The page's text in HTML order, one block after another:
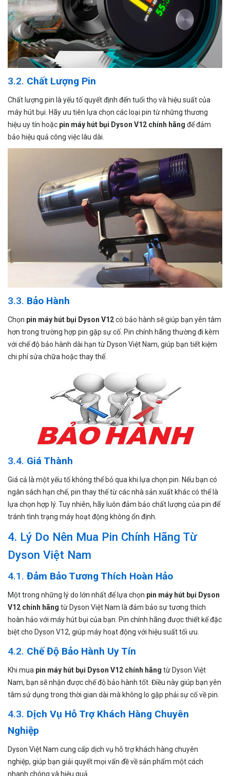
3.2. Chất Lượng Pin
Chất lượng pin là yếu tố quyết định đến tuổi thọ và hiệu suất của
máy hút bụi. Hãy ưu tiên lựa chọn các loại pin từ những thương
hiệu uy tín hoặc pin máy hút bụi Dyson V12 chính hãng để đảm
bảo hiệu quả công việc lâu dài.
3.3. Bảo Hành
Chọn pin máy hút bụi Dyson V12có bảo hành sẽ giúp bạn yên tâm
hơn trong trường hợp pin gặp sự cố. Pin chính hãng thường đi kèm
với chế độ bảo hành dài hạn từ Dyson Việt Nam, giúp bạn tiết kiệm
chi phí sửa chữa hoặc thay thế.
3.4. Giá Thành
Giá cả là một yếu tố không thể bỏ qua khi lựa chọn pin. Nếu bạn có
ngân sách hạn chế, pin thay thế từ các nhà sản xuất khác có thể là
lựa chọn hợp lý. Tuy nhiên, hãy luôn đảm bảo chất lượng của pin để
tránh tình trạng máy hoạt động không ổn định.
4. Lý Do Nên Mua Pin Chính Hãng Từ
Dyson Việt Nam
4.1. Đảm Bảo Tương Thích Hoàn Hảo
Một trong những lý do lớn nhất để lựa chọn pin máy hút bụi Dyson
V12 chính hãng từ Dyson Việt Nam là đảm bảo sự tương thích
hoàn hảo với máy hút bụi của bạn. Pin chính hãng được thiết kế đặc
biệt cho Dyson V12, giúp máy hoạt động với hiệu suất tối ưu.
4.2. Chế Độ Bảo Hành Uy Tín
Khi mua pin máy hút bụi Dyson V12 chính hãng từ Dyson Việt
Nam, bạn sẽ nhận được chế độ bảo hành tốt. Điều này giúp bạn yên
tâm sử dụng trong thời gian dài mà không lo gặp phải sự cố về pin.
4.3. Dịch Vụ Hỗ Trợ Khách Hàng Chuyên
Nghiệp
Dyson Việt Nam cung cấp dịch vụ hỗ trợ khách hàng chuyên
nghiệp, giúp bạn giải quyết mọi vấn đề về sản phẩm một cách
nhanh chóng và hiệu quả.